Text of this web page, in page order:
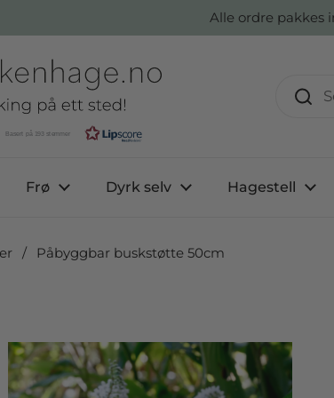
Alle ordre pakkes
Basert på 193 stemmer
Frø Dyrk selv Hagestell
/ Påbyggbar buskstøtte 50cm